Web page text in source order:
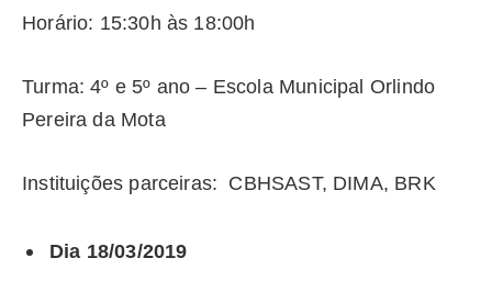
Horário: 15:30h às 18:00h
Turma: 4º e 5º ano – Escola Municipal Orlindo
Pereira da Mota
Instituições parceiras: CBHSAST, DIMA, BRK
Dia 18/03/2019